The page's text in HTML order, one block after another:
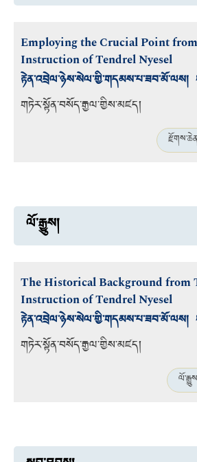
Employing the Crucial Point
Instruction of Tendrel Nyesel
རྟེན་འབྲེལ་ཉེས་སེལ་གྱི་གདམས་པ་ཟབ་མོ་ལས།
གཏེར་སྟོན་བསོད་རྒྱལ་གྱིས་མཛད།
ལོ་རྒྱུས།
The Historical Background from
Instruction of Tendrel Nyesel
རྟེན་འབྲེལ་ཉེས་སེལ་གྱི་གདམས་པ་ཟབ་མོ་ལས།
གཏེར་སྟོན་བསོད་རྒྱལ་གྱིས་མཛད།